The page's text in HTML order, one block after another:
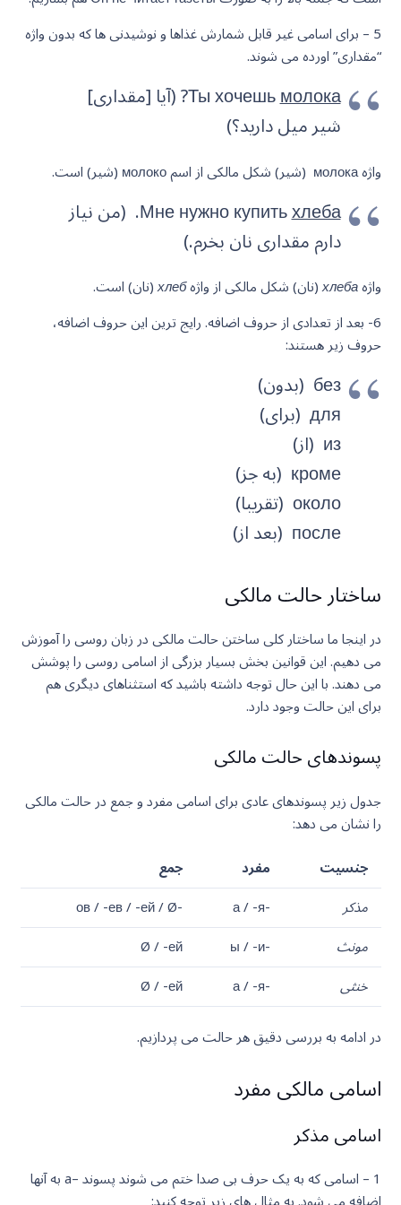
5 – برای اسامی غیر قابل شمارش غذاها و نوشیدنی ها که بدون واژه
“مقداری” اورده می شوند.
Ты хочешьмолока
? (آیا [مقداری]
شیر میل دارید؟)
واژه молока (شیر) شکل مالکی از اسم молоко (شیر) است.
Мне нужно купитьхлеба
. (من نیاز
دارم مقداری نان بخرم.)
واژهхлеба(نان) شکل مالکی از واژهхлеб(نان) است.
6- بعد از تعدادی از حروف اضافه. رایج ترین این حروف اضافه،
حروف زیر هستند:
без (بدون)
для (برای)
из (از)
кроме (به جز)
около (تقریبا)
после (بعد از)
ساختار حالت مالکی
در اینجا ما ساختار کلی ساختن حالت مالکی در زبان روسی را آموزش
می دهیم. این قوانین بخش بسیار بزرگی از اسامی روسی را پوشش
می دهند. با این حال توجه داشته باشید که استثناهای دیگری هم
برای این حالت وجود دارد.
پسوندهای حالت مالکی
جدول زیر پسوندهای عادی برای اسامی مفرد و جمع در حالت مالکی
را نشان می دهد:
جنسیت
مفرد
جمع
مذکر
-а / -я
-ов / -ев / -ей / Ø
مونث
-ы / -и
Ø / -ей
خنثی
-а / -я
Ø / -ей
در ادامه به بررسی دقیق هر حالت می پردازیم.
اسامی مالکی مفرد
اسامی مذکر
1 – اسامی که به یک حرف بی صدا ختم می شوند پسوند –a به آنها